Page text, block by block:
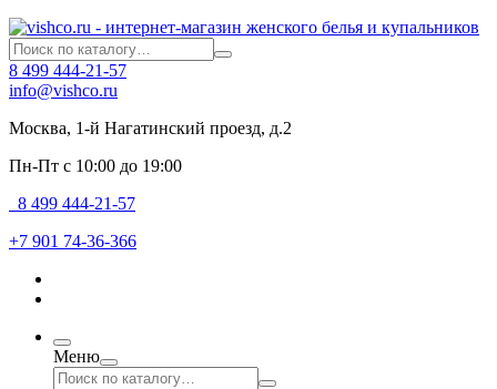
8 499 444-21-57
info@vishco.ru
Москва, 1-й Нагатинский проезд, д.2
Пн-Пт с 10:00 до 19:00
8 499 444-21-57
+7 901 74-36-366
Меню